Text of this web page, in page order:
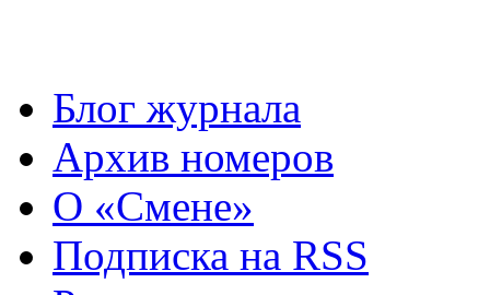
Блог журнала
Архив номеров
О «Смене»
Подписка на RSS